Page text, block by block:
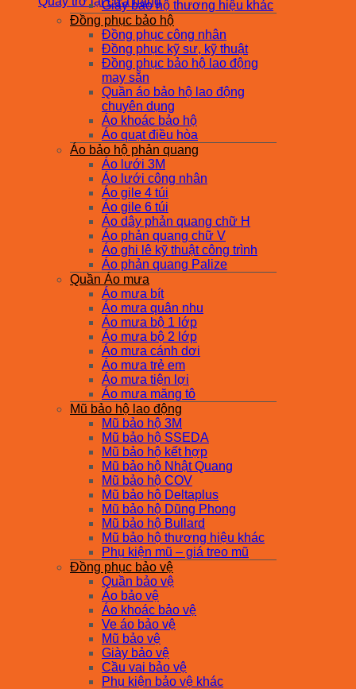
Giày bảo hộ thương hiệu khác
Đồng phục bảo hộ
Đồng phục công nhân
Đồng phục kỹ sư, kỹ thuật
Đồng phục bảo hộ lao động
may sẵn
Quần áo bảo hộ lao động
chuyên dụng
Áo khoác bảo hộ
Áo quạt điều hòa
Áo bảo hộ phản quang
Áo lưới 3M
Áo lưới công nhân
Áo gile 4 túi
Áo gile 6 túi
Áo dây phản quang chữ H
Áo phản quang chữ V
Áo ghi lê kỹ thuật công trình
Áo phản quang Palize
Quần Áo mưa
Áo mưa bít
Áo mưa quân nhu
Áo mưa bộ 1 lớp
Áo mưa bộ 2 lớp
Áo mưa cánh dơi
Áo mưa trẻ em
Áo mưa tiện lợi
Áo mưa măng tô
Mũ bảo hộ lao động
Mũ bảo hộ 3M
Mũ bảo hộ SSEDA
Mũ bảo hộ kết hợp
Mũ bảo hộ Nhật Quang
Mũ bảo hộ COV
Mũ bảo hộ Deltaplus
Mũ bảo hộ Dũng Phong
Mũ bảo hộ Bullard
Mũ bảo hộ thương hiệu khác
Phụ kiện mũ – giá treo mũ
Đồng phục bảo vệ
Quần bảo vệ
Áo bảo vệ
Áo khoác bảo vệ
Ve áo bảo vệ
Mũ bảo vệ
Giày bảo vệ
Cầu vai bảo vệ
Phụ kiện bảo vệ khác